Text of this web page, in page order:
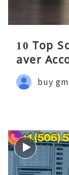
10 Top
aver
buy